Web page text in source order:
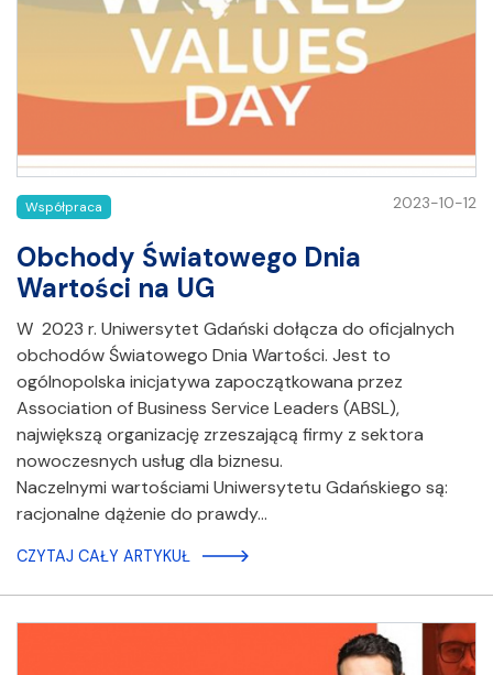
Współpraca 2023-10-12
Obchody Światowego Dnia
Wartości na UG
W 2023 r. Uniwersytet Gdański dołącza do oficjalnych
obchodów Światowego Dnia Wartości. Jest to
ogólnopolska inicjatywa zapoczątkowana przez
Association of Business Service Leaders (ABSL),
największą organizację zrzeszającą firmy z sektora
nowoczesnych usług dla biznesu.
Naczelnymi wartościami Uniwersytetu Gdańskiego są:
racjonalne dążenie do prawdy…
CZYTAJ CAŁY ARTYKUŁ